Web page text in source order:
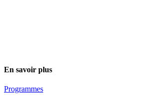
En savoir plus
Programmes